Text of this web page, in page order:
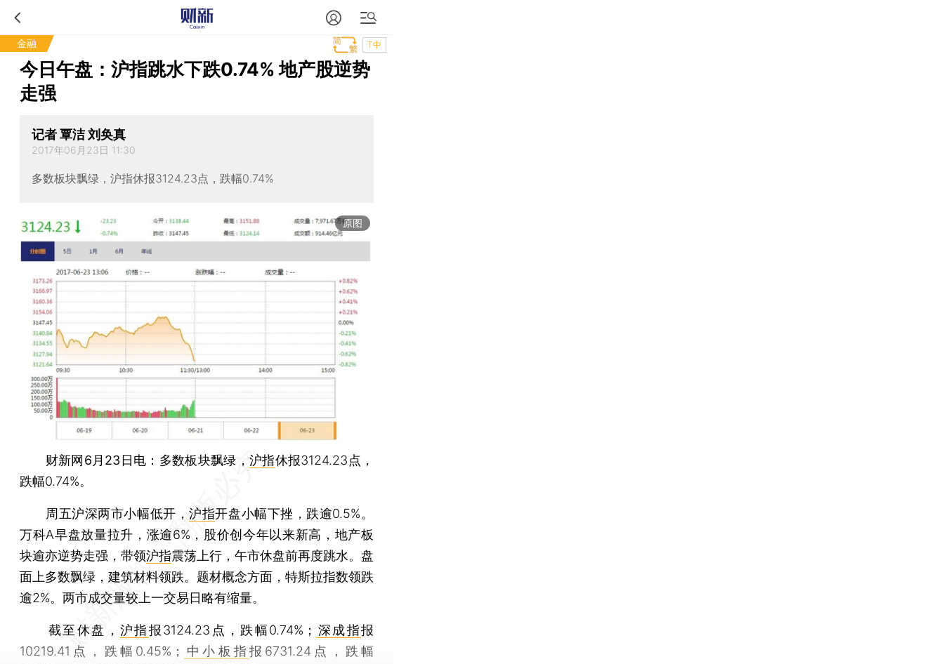
金融 T中
今日午盘：沪指跳水下跌0.74% 地产股逆势
走强
记者 覃洁 刘奂真
2017年06月23日 11:30
多数板块飘绿，沪指休报3124.23点，跌幅0.74%
原图
财新网6月23日电 ：多数板块飘绿，沪指休报3124.23点，
跌幅0.74%。
周五沪深两市小幅低开，沪指开盘小幅下挫，跌逾0.5%。
万科A早盘放量拉升，涨逾6%，股价创今年以来新高，地产板
块逾亦逆势走强，带领沪指震荡上行，午市休盘前再度跳水。盘
面上多数飘绿，建筑材料领跌。题材概念方面，特斯拉指数领跌
逾2%。两市成交量较上一交易日略有缩量。
截至休盘， 沪指报3124.23点，跌幅0.74%； 深成指报
10219.41点，跌幅0.45%；
中小板指 报6731.24点，跌幅